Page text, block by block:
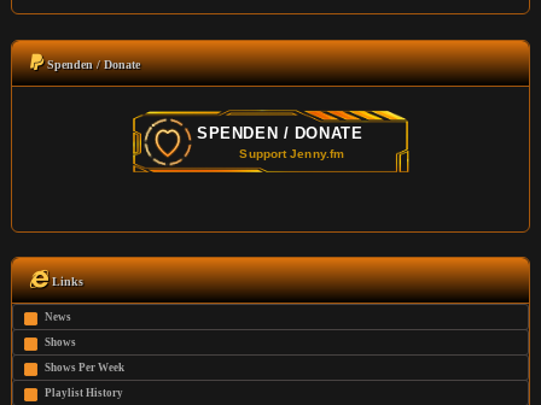
Spenden / Donate
Links
News
Shows
Shows Per Week
Playlist History